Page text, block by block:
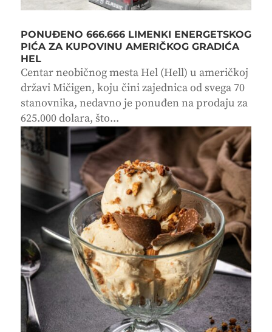
PONUĐENO 666.666 LIMENKI ENERGETSKOG
PIĆA ZA KUPOVINU AMERIČKOG GRADIĆA
HEL
Centar neobičnog mesta Hel (Hell) u američkoj
državi Mičigen, koju čini zajednica od svega 70
stanovnika, nedavno je ponuđen na prodaju za
625.000 dolara, što...